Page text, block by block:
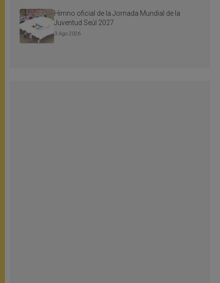
Himno oficial de la Jornada Mundial de la
Juventud Seúl 2027
3 Ago 2026